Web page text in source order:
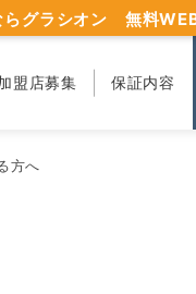
盟店募集 保証内容
らグラシオン 無料
方へ